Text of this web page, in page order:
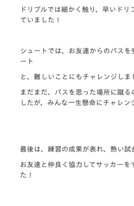
ドリブルでは細かく触り、早いドリ
ていました！
シュートでは、お友達からのパスを
ート
と、難しいことにもチャレンジしま
まだまだ、パスを思った場所に蹴る
したが、みんな一生懸命にチャレン
最後は、練習の成果が表れ、熱い試
お友達と仲良く協力してサッカーを
た！